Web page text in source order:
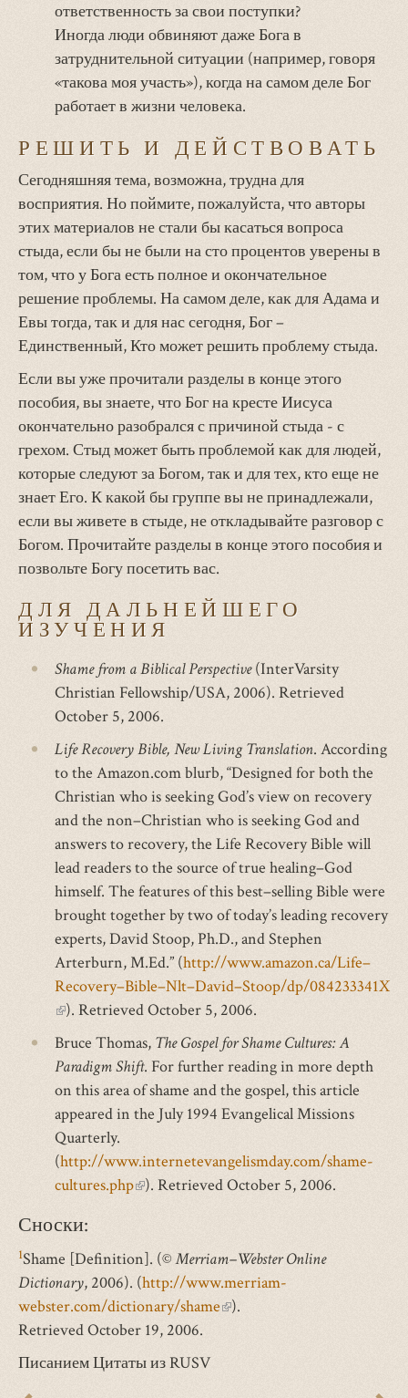
ответственность за свои поступки?
Иногда люди обвиняют даже Бога в
затруднительной ситуации (например, говоря
«такова моя участь»), когда на самом деле Бог
работает в жизни человека.
РЕШИТЬ И ДЕЙСТВОВАТЬ
Сегодняшняя тема, возможна, трудна для
восприятия. Но поймите, пожалуйста, что авторы
этих материалов не стали бы касаться вопроса
стыда, если бы не были на сто процентов уверены в
том, что у Бога есть полное и окончательное
решение проблемы. На самом деле, как для Адама и
Евы тогда, так и для нас сегодня, Бог –
Единственный, Кто может решить проблему стыда.
Если вы уже прочитали разделы в конце этого
пособия, вы знаете, что Бог на кресте Иисуса
окончательно разобрался с причиной стыда - с
грехом. Стыд может быть проблемой как для людей,
которые следуют за Богом, так и для тех, кто еще не
знает Его. К какой бы группе вы не принадлежали,
если вы живете в стыде, не откладывайте разговор с
Богом. Прочитайте разделы в конце этого пособия и
позвольте Богу посетить вас.
ДЛЯ ДАЛЬНЕЙШЕГО
ИЗУЧЕНИЯ
Shame from a Biblical Perspective(InterVarsity
Christian Fellowship/USA, 2006). Retrieved
October 5, 2006.
Life Recovery Bible, New Living Translation. According
to the Amazon.com blurb, “Designed for both the
Christian who is seeking God’s view on recovery
and the non–Christian who is seeking God and
answers to recovery, the Life Recovery Bible will
lead readers to the source of true healing–God
himself. The features of this best–selling Bible were
brought together by two of today’s leading recovery
experts, David Stoop, Ph.D., and Stephen
Arterburn, M.Ed.” (http://www.amazon.ca/Life–
Recovery–Bible–Nlt–David–Stoop/dp/084233341X
(внешняя
ссылка)
). Retrieved October 5, 2006.
Bruce Thomas, The Gospel for Shame Cultures: A
Paradigm Shift. For further reading in more depth
on this area of shame and the gospel, this article
appeared in the July 1994 Evangelical Missions
Quarterly.
(http://www.internetevangelismday.com/shame-
cultures.php(внешняя). Retrieved October 5, 2006.
Сноски:
1Shame [Definition]. (©Merriam–Webster Online
Dictionary, 2006). (http://www.merriam-
webster.com/dictionary/shame(внешняя
).
Retrieved October 19, 2006.
Писанием Цитаты из RUSV